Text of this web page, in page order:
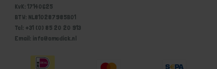
KvK: 17140625
BTW: NL810287985B01
Tel: +31 (0) 85 20 20 913
Email: info@omedick.nl